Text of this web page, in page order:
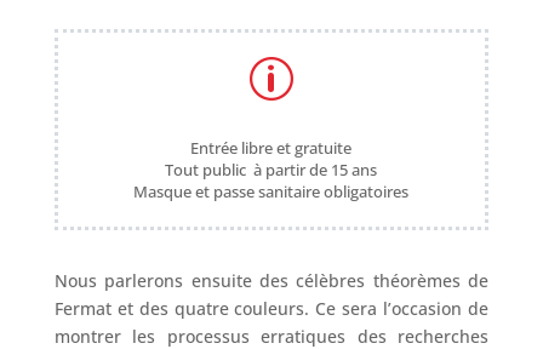
p
Entrée libre et gratuite
Tout public à partir de 15 ans
Masque et passe sanitaire obligatoires
Nous parlerons ensuite des célèbres théorèmes de
Fermat et des quatre couleurs. Ce sera l’occasion de
montrer les processus erratiques des recherches